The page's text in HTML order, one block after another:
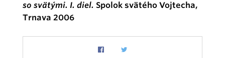
so svätými. I. diel. Spolok svätého Vojtecha,
Trnava 2006